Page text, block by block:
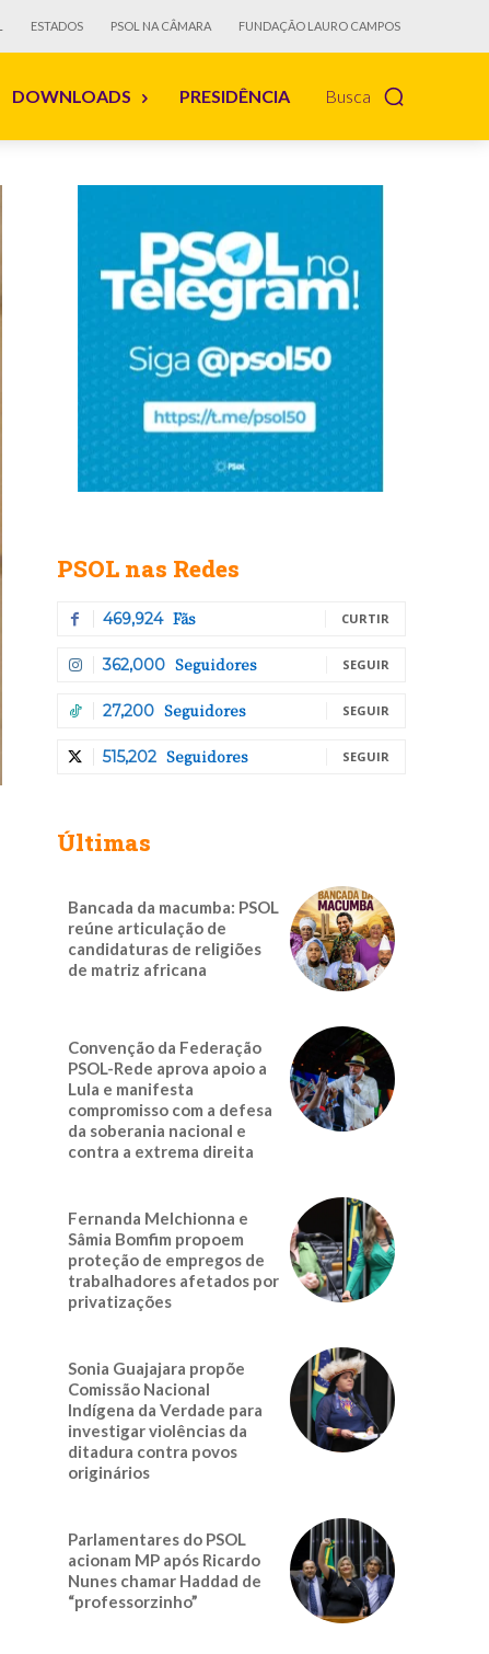
ESTADOS PSOL NA CÂMARA FUNDAÇÃO LAURO CAMPOS
Busca
DOWNLOADS PRESIDÊNCIA
PSOL nas Redes
469,924 Fãs CURTIR
362,000 Seguidores SEGUIR
27,200 Seguidores SEGUIR
515,202 Seguidores SEGUIR
Últimas
Bancada da macumba: PSOL
reúne articulação de
candidaturas de religiões
de matriz africana
Convenção da Federação
PSOL-Rede aprova apoio a
Lula e manifesta
compromisso com a defesa
da soberania nacional e
contra a extrema direita
Fernanda Melchionna e
Sâmia Bomfim propoem
proteção de empregos de
trabalhadores afetados por
privatizações
Sonia Guajajara propõe
Comissão Nacional
Indígena da Verdade para
investigar violências da
ditadura contra povos
originários
Parlamentares do PSOL
acionam MP após Ricardo
Nunes chamar Haddad de
“professorzinho”